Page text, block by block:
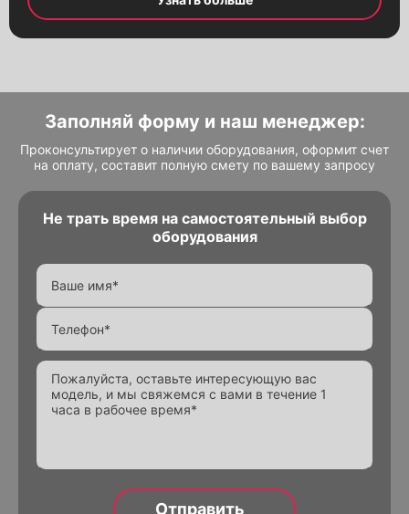
Заполняй форму и наш менеджер:
Проконсультирует о наличии оборудования, оформит счет
на оплату, составит полную смету по вашему запросу
Не трать время на самостоятельный выбор
оборудования
Alternative:
Alternative: